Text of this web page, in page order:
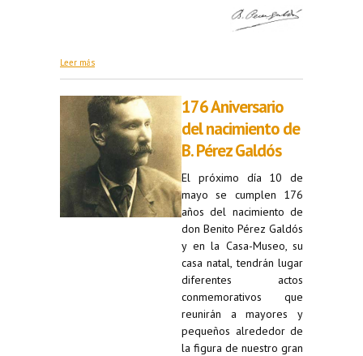
Leer más
176 Aniversario
del nacimiento de
B. Pérez Galdós
El próximo día 10 de
mayo se cumplen 176
años del nacimiento de
don Benito Pérez Galdós
y en la Casa-Museo, su
casa natal, tendrán lugar
diferentes actos
conmemorativos que
reunirán a mayores y
pequeños alrededor de
la figura de nuestro gran